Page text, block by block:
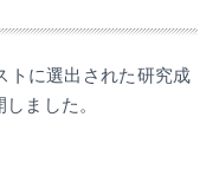
トに選出された研究成
ました。